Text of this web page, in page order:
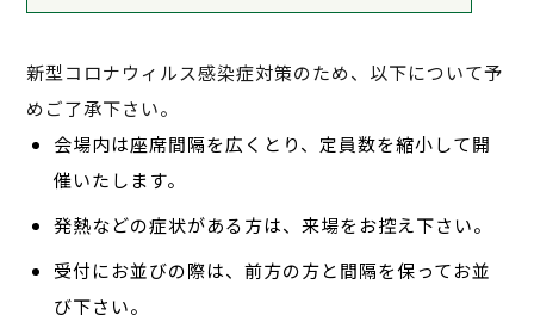
新型コロナウィルス感染症対策のため、以下について予
めご了承下さい。
会場内は座席間隔を広くとり、定員数を縮小して開
催いたします。
発熱などの症状がある方は、来場をお控え下さい。
受付にお並びの際は、前方の方と間隔を保ってお並
び下さい。